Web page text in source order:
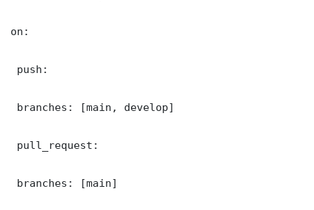
on:
push:
branches: [main, develop]
pull_request:
branches: [main]